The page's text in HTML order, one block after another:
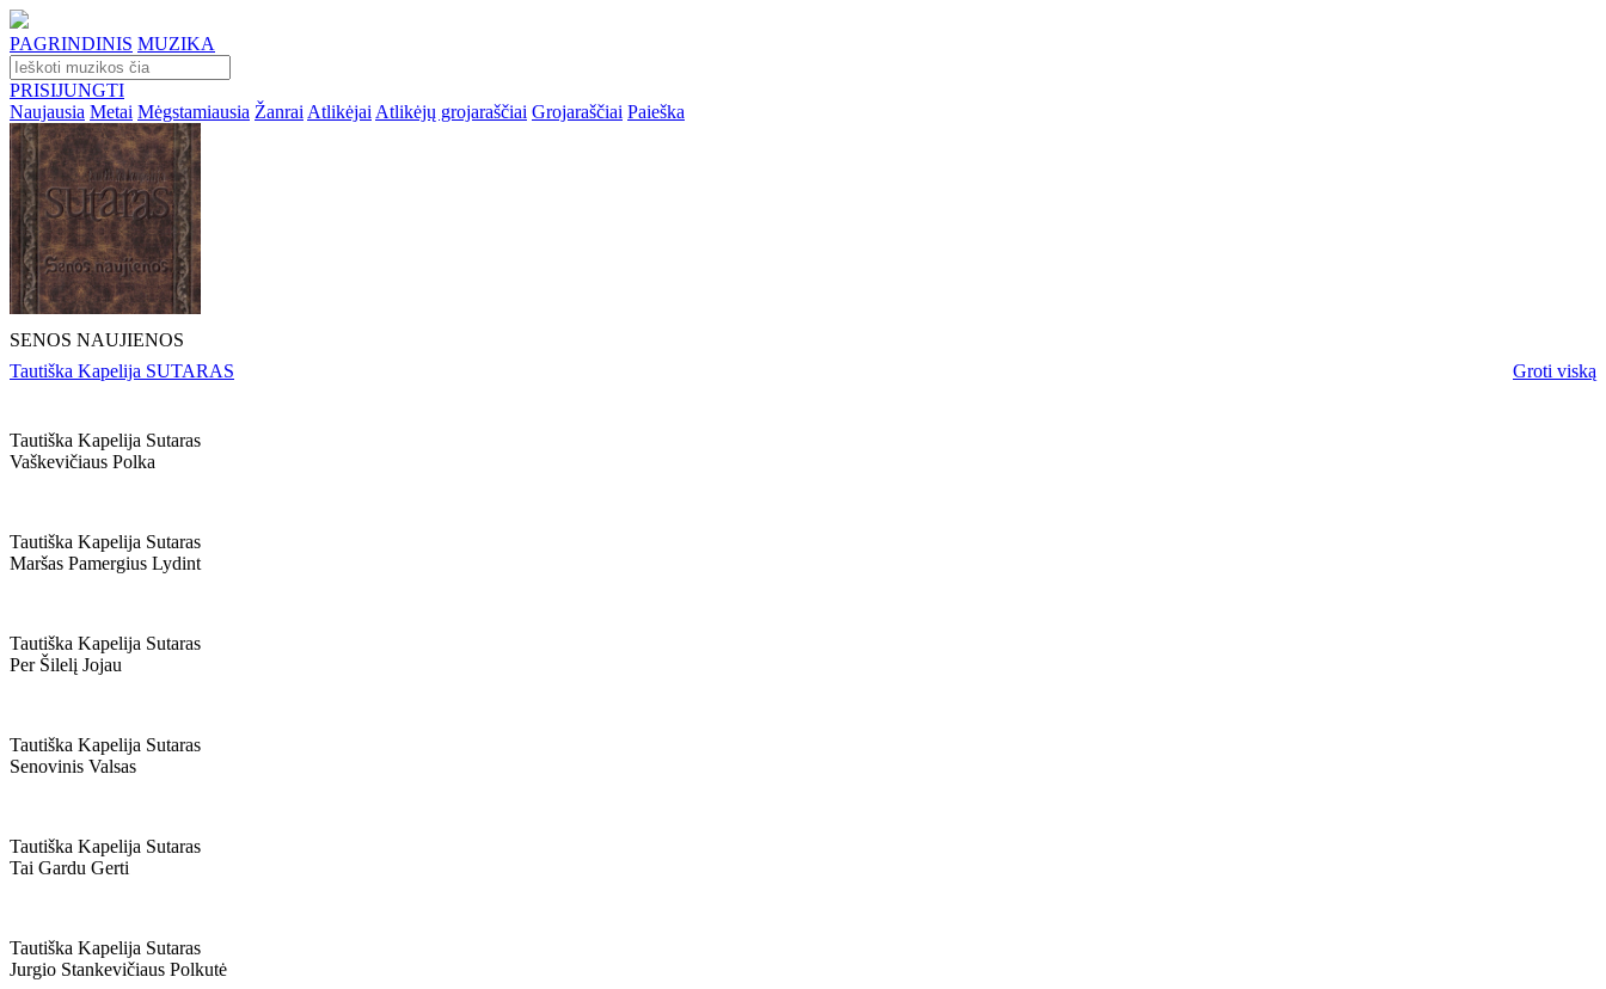
PAGRINDINIS MUZIKA
PRISIJUNGTI
Naujausia Metai Mėgstamiausia Žanrai Atlikėjai Atlikėjų grojaraščiai Grojaraščiai Paieška
SENOS NAUJIENOS
Tautiška Kapelija SUTARAS
Groti viską
Tautiška Kapelija Sutaras
Vaškevičiaus Polka
Tautiška Kapelija Sutaras
Maršas Pamergius Lydint
Tautiška Kapelija Sutaras
Per Šilelį Jojau
Tautiška Kapelija Sutaras
Senovinis Valsas
Tautiška Kapelija Sutaras
Tai Gardu Gerti
Tautiška Kapelija Sutaras
Jurgio Stankevičiaus Polkutė